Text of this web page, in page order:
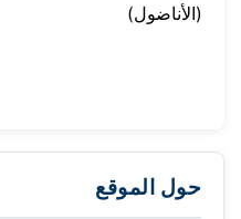
(الأناضول)
حول الموقع